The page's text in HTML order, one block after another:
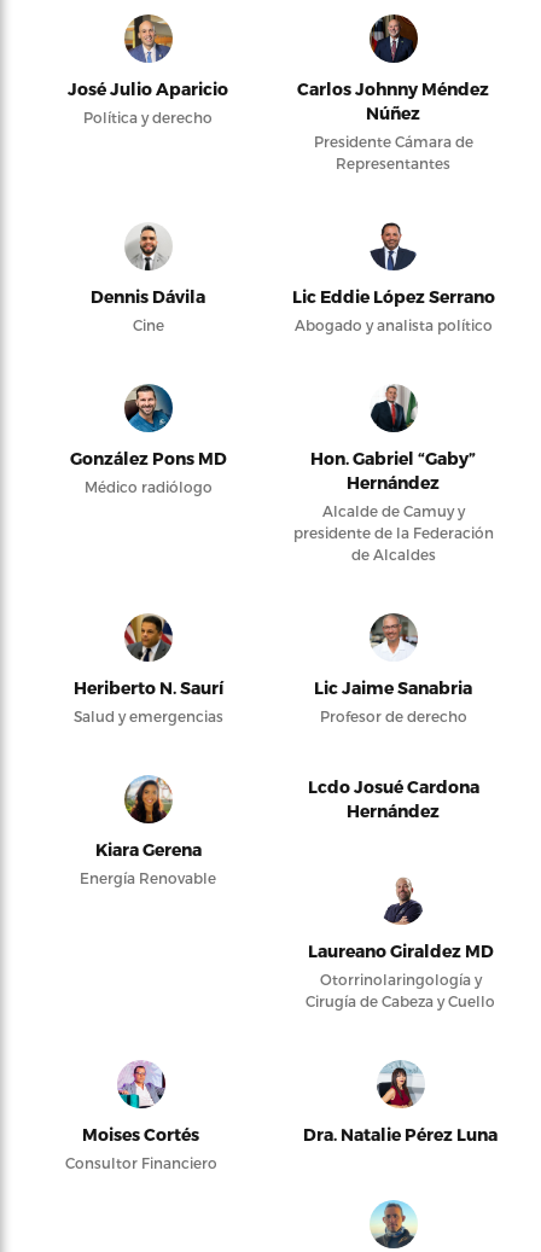
José Julio Aparicio
Política y derecho
Carlos Johnny Méndez
Núñez
Presidente Cámara de
Representantes
Dennis Dávila
Cine
Lic Eddie López Serrano
Abogado y analista político
González Pons MD
Médico radiólogo
Hon. Gabriel “Gaby”
Hernández
Alcalde de Camuy y
presidente de la Federación
de Alcaldes
Heriberto N. Saurí
Salud y emergencias
Lic Jaime Sanabria
Profesor de derecho
Kiara Gerena
Energía Renovable
Lcdo Josué Cardona
Hernández
Laureano Giraldez MD
Otorrinolaringología y
Cirugía de Cabeza y Cuello
Moises Cortés
Consultor Financiero
Dra. Natalie Pérez Luna